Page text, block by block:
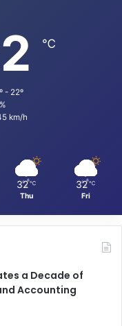
℃
- 22º
km/h
32 ℃
Thu
32 ℃
Fri
a Decade of
Accounting